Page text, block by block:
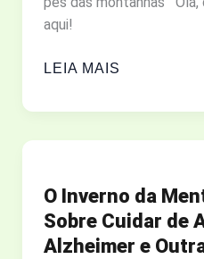
aqui!
RECOMEÇO
GRATIDÃO:
E
APRENDI
NA
LEIA MAIS
O Inverno da
Sobre Cuidar de
Alzheimer e